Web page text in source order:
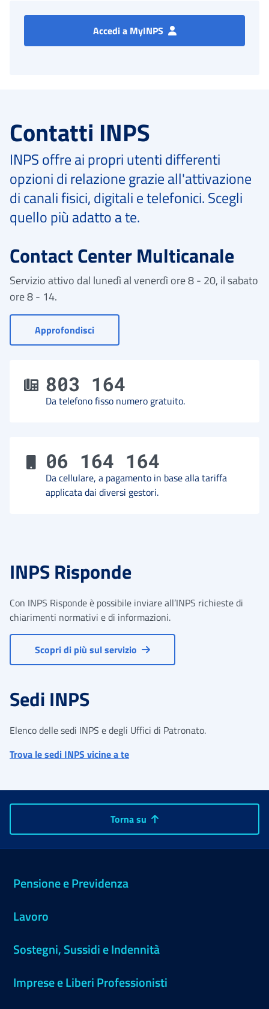
Accedi a MyINPS
Contatti INPS
INPS offre ai propri utenti differenti
opzioni di relazione grazie all'attivazione
di canali fisici, digitali e telefonici. Scegli
quello più adatto a te.
Contact Center Multicanale
Servizio attivo dal lunedì al venerdì ore 8 - 20, il sabato
ore 8 - 14.
Approfondisci- Vai a Contact Center
803 164
Da telefono fisso numero gratuito.
06 164 164
Da cellulare, a pagamento in base alla tariffa
applicata dai diversi gestori.
INPS Risponde
Con INPS Risponde è possibile inviare all’INPS richieste di
chiarimenti normativi e di informazioni.
Scopri di più sul servizio
Sedi INPS
Elenco delle sedi INPS e degli Uffici di Patronato.
Trova le sedi INPS vicine a te
Torna su
Pensione e Previdenza
Lavoro
Sostegni, Sussidi e Indennità
Imprese e Liberi Professionisti